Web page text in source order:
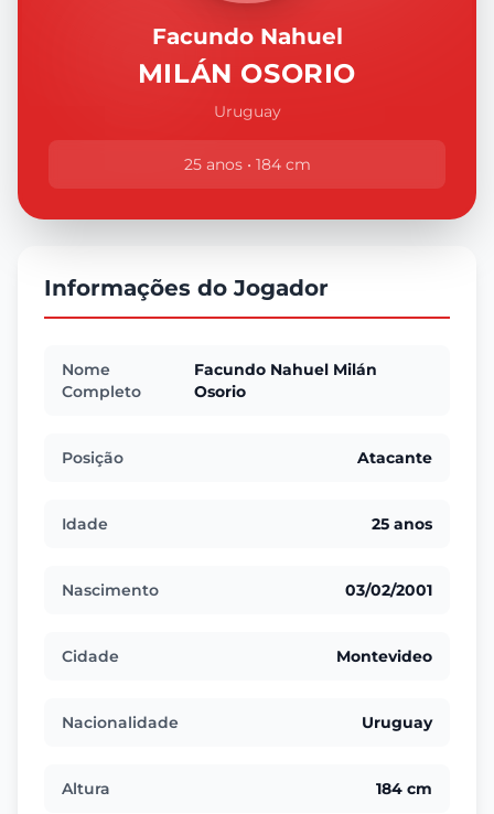
Facundo Nahuel
MILÁN OSORIO
Uruguay
25 anos • 184 cm
Informações do Jogador
Nome
Completo
Facundo Nahuel Milán
Osorio
Posição Atacante
Idade 25 anos
Nascimento 03/02/2001
Cidade Montevideo
Nacionalidade Uruguay
Altura 184 cm